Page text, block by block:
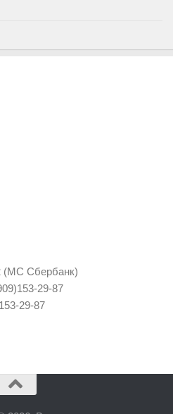
(MC Сбербанк)
29-87
29-87